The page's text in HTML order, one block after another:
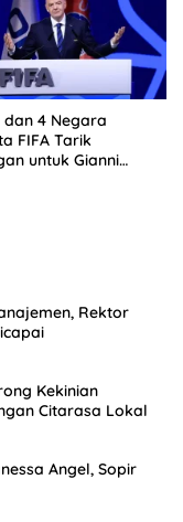
dan 4 Negara
FIFA Tarik
untuk Gianni
Rektor
Kekinian
Citarasa Lokal
Angel, Sopir